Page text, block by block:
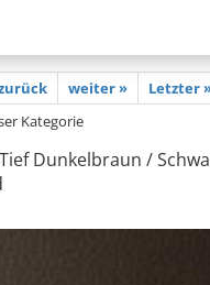
weiter »
Letzter
Kategorie
Dunkelbraun /